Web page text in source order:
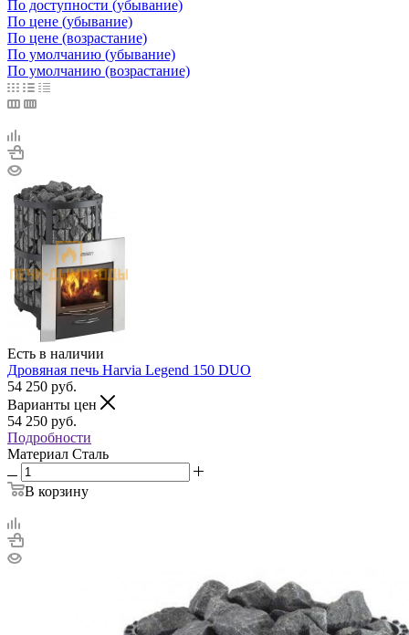
По доступности (убывание)
По цене (убывание)
По цене (возрастание)
По умолчанию (убывание)
По умолчанию (возрастание)
Есть в наличии
Дровяная печь Harvia Legend 150 DUO
54 250 руб.
Варианты цен
54 250 руб.
Подробности
Материал Сталь
В корзину